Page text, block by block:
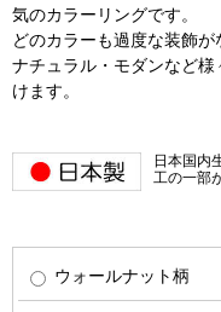
気のカラーリングです。
どのカラーも過度な装飾
ナチュラル・モダンなど
けます。
日本国内
工の一部
ウォールナット柄